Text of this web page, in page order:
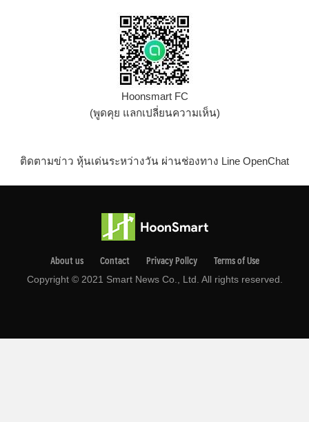
Hoonsmart FC
(พูดคุย แลกเปลี่ยนความเห็น)
ติดตามข่าว หุ้นเด่นระหว่างวัน ผ่านช่องทาง Line OpenChat
About us Contact Privacy Pollcy Terms of Use
Copyright © 2021 Smart News Co., Ltd. All rights reserved.